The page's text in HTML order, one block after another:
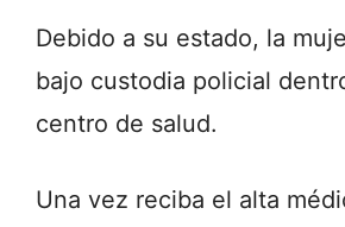
Debido a su estado, la
bajo custodia policial
centro de salud.
Una vez reciba el alta